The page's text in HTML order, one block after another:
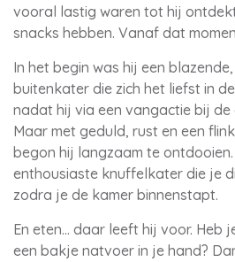
vooral lastig waren tot hij
snacks hebben. Vanaf dat
In het begin was hij een
buitenkater die zich het liefst in
nadat hij via een vangactie bij de
Maar met geduld, rust en een
begon hij langzaam te ontdooien.
enthousiaste knuffelkater die je
zodra je de kamer binnenstapt.
En eten… daar leeft hij voor. Heb
een bakje natvoer in je hand?